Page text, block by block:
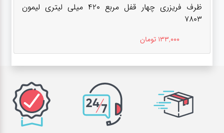
ظرف فریزری چهار قفل مربع 420 میلی لیتری لیمون
7803
133,000 تومان